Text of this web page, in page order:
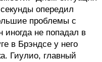
опередил
проблемы с
иногда не попадал в
в Брэндсе у него
Гиулио, главный